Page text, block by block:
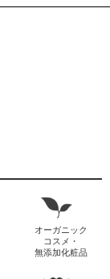
オーガニック
コスメ・
無添加化粧品